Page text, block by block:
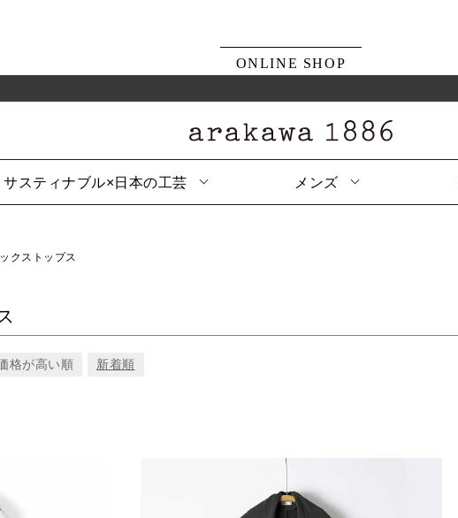
ONLINE SHOP
サスティナブル×日本の工芸 メンズ
クストップス
格が高い順 新着順